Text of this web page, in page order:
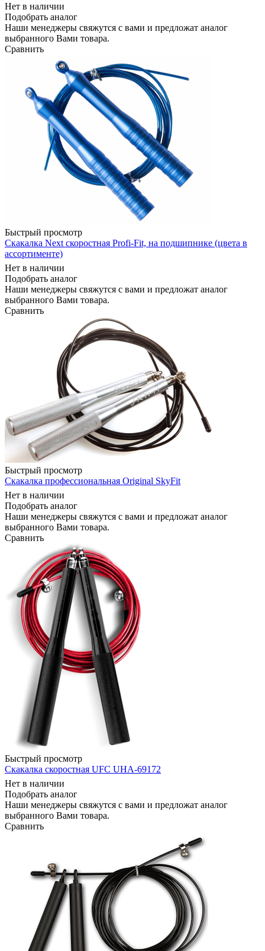
Нет в наличии
Подобрать аналог
Наши менеджеры свяжутся с вами и предложат аналог
выбранного Вами товара.
Сравнить
Быстрый просмотр
Скакалка Next скоростная Profi-Fit, на подшипнике (цвета в
ассортименте)
Нет в наличии
Подобрать аналог
Наши менеджеры свяжутся с вами и предложат аналог
выбранного Вами товара.
Сравнить
Быстрый просмотр
Скакалка профессиональная Original SkyFit
Нет в наличии
Подобрать аналог
Наши менеджеры свяжутся с вами и предложат аналог
выбранного Вами товара.
Сравнить
Быстрый просмотр
Скакалка скоростная UFC UHA-69172
Нет в наличии
Подобрать аналог
Наши менеджеры свяжутся с вами и предложат аналог
выбранного Вами товара.
Сравнить